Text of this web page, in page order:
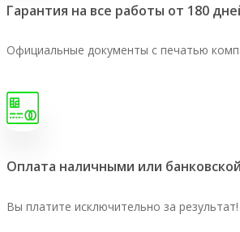
Гарантия на все работы от 180
Официальные документы с печатью
Оплата наличными или
Вы платите исключительно за результат!